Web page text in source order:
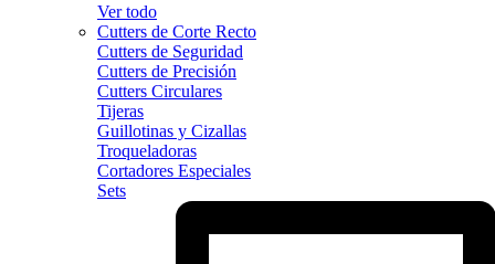
Ver todo
Cutters de Corte Recto
Cutters de Seguridad
Cutters de Precisión
Cutters Circulares
Tijeras
Guillotinas y Cizallas
Troqueladoras
Cortadores Especiales
Sets